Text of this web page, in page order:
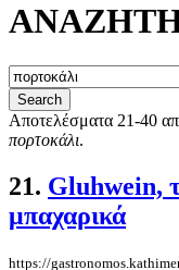
Αποτελέσματα 21-40
πορτοκάλι.
21. Gluhwein,
μπαχαρικά
https://